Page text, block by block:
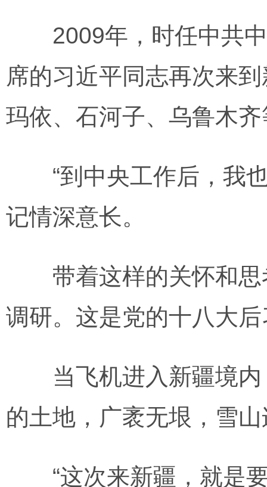
2009年，时任中共中
席的习近平同志再次来
玛依、石河子、乌鲁木
“到中央工作后，我也
记情深意长。
带着这样的关怀和思
调研。这是党的十八大
当飞机进入新疆境内
的土地，广袤无垠，雪
“这次来新疆，就是要